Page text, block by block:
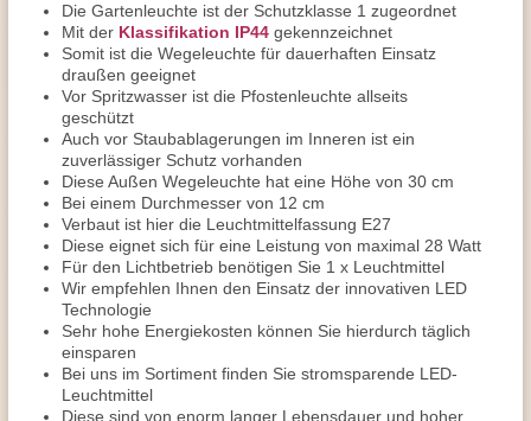
Die Gartenleuchte ist der Schutzklasse 1 zugeordnet
Mit der Klassifikation IP44 gekennzeichnet
Somit ist die Wegeleuchte für dauerhaften Einsatz
draußen geeignet
Vor Spritzwasser ist die Pfostenleuchte allseits
geschützt
Auch vor Staubablagerungen im Inneren ist ein
zuverlässiger Schutz vorhanden
Diese Außen Wegeleuchte hat eine Höhe von 30 cm
Bei einem Durchmesser von 12 cm
Verbaut ist hier die Leuchtmittelfassung E27
Diese eignet sich für eine Leistung von maximal 28 Watt
Für den Lichtbetrieb benötigen Sie 1 x Leuchtmittel
Wir empfehlen Ihnen den Einsatz der innovativen LED
Technologie
Sehr hohe Energiekosten können Sie hierdurch täglich
einsparen
Bei uns im Sortiment finden Sie stromsparende LED-
Leuchtmittel
Diese sind von enorm langer Lebensdauer und hoher